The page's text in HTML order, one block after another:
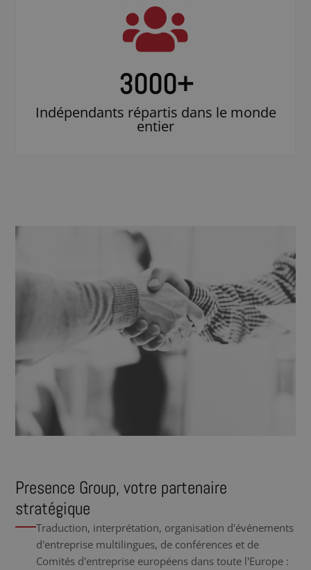
3000+
Indépendants répartis dans le monde
entier
Presence Group, votre partenaire
stratégique
Traduction, interprétation, organisation d'événements
d'entreprise multilingues, de conférences et de
Comités d'entreprise européens dans toute l'Europe :